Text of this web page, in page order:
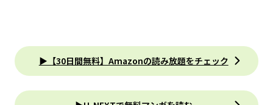
▶【30日間無料】Amazonの読み放題をチェック